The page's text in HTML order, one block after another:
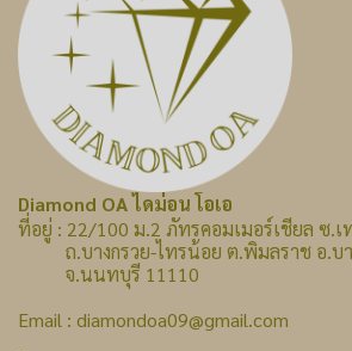
Diamond OA ไดม่อน โอเอ
ที่อยู่ : 22/100 ม.2 ภัทรคอมเมอร์เชียล ซ.เ
ถ.บางกรวย-ไทรน้อย ต.พิมลราช อ.บา
จ.นนทบุรี 11110
Email : diamondoa09@gmail.com